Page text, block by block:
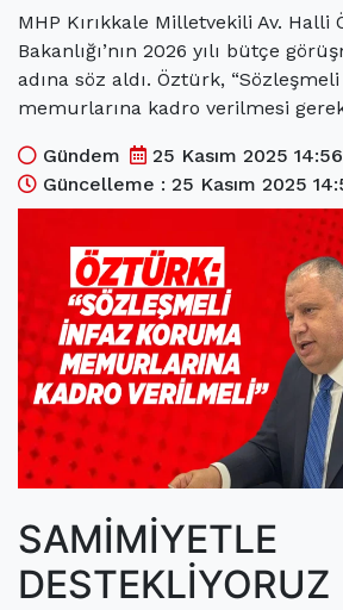
Spor(current)
(current)
Kültür Sanat
Teknoloji(current)
Dünya(current)
Yerel(current)
İller (current)
MHP Kırıkkale Milletvekili Av. Halli
Bakanlığı’nın 2026 yılı bütçe
adına söz aldı. Öztürk,
memurlarına kadro verilmesi
Gündem
25 Kasım 2025 14:56
Güncelleme : 25 Kasım 2025
SAMİMİYETLE
DESTEKLİYORUZ